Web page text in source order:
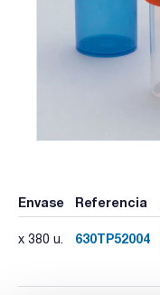
Envase Referencia
x 380 u. 630TP52004